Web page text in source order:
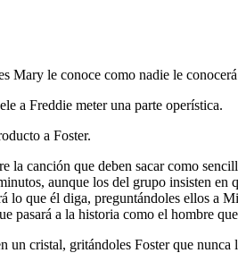
Mary le conoce como nadie le
a Freddie meter una parte operística.
a Foster.
la canción que deben sacar como
aunque los del grupo insisten en
que él diga, preguntándoles ellos a
pasará a la historia como el hombre
cristal, gritándoles Foster que nunca